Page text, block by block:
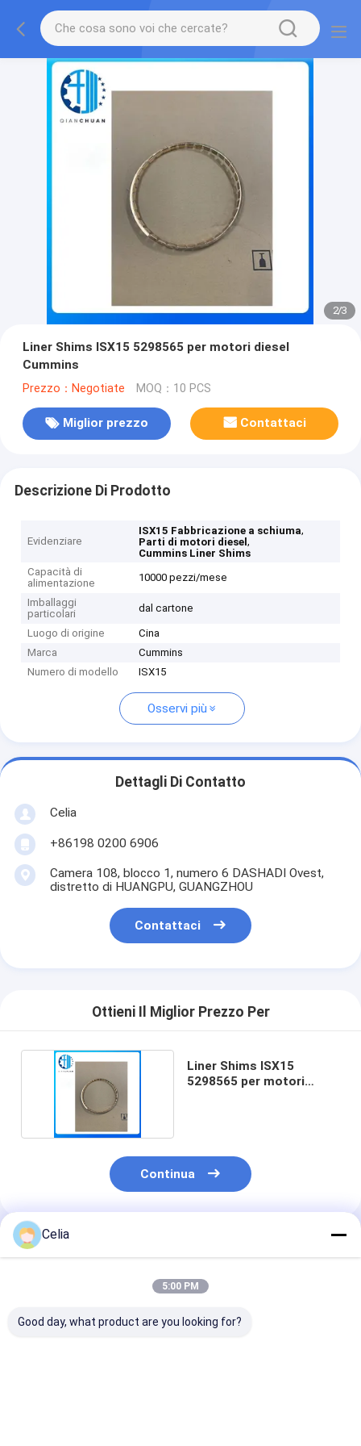
2/3
Liner Shims ISX15 5298565 per motori diesel
Cummins
Prezzo：Negotiate MOQ：10 PCS
Miglior prezzo Contattaci
Descrizione Di Prodotto
Evidenziare
ISX15 Fabbricazione a schiuma,
Parti di motori diesel,
Cummins Liner Shims
Capacità di
alimentazione
10000 pezzi/mese
Imballaggi
particolari
dal cartone
Luogo di origine
Cina
Marca
Cummins
Numero di modello
ISX15
Osservi più
Dettagli Di Contatto
Celia
+86198 0200 6906
Camera 108, blocco 1, numero 6 DASHADI Ovest,
distretto di HUANGPU, GUANGZHOU
Contattaci
Ottieni Il Miglior Prezzo Per
Liner Shims ISX15
5298565 per motori
Continua
Prodotti Raccomandati
Celia
5:00 PM
Good day, what product are you looking for?